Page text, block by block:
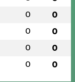
0 0
0 0
0 0
0 0